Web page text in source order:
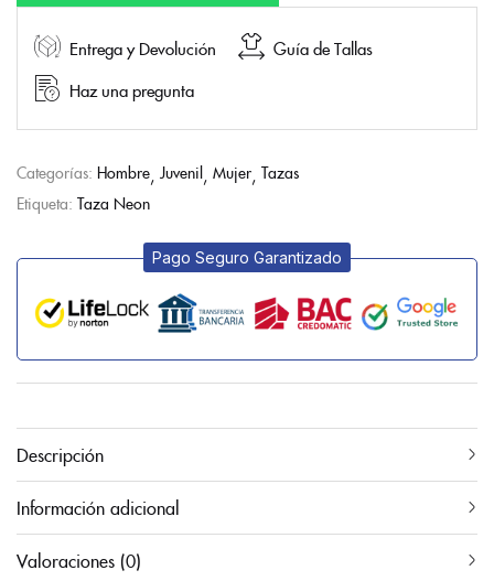
Entrega y Devolución
Guía de Tallas
Haz una pregunta
Categorías: Hombre Juvenil Mujer Tazas
Etiqueta: Taza Neon
Pago Seguro Garantizado
Descripción
Información adicional
Valoraciones (0)